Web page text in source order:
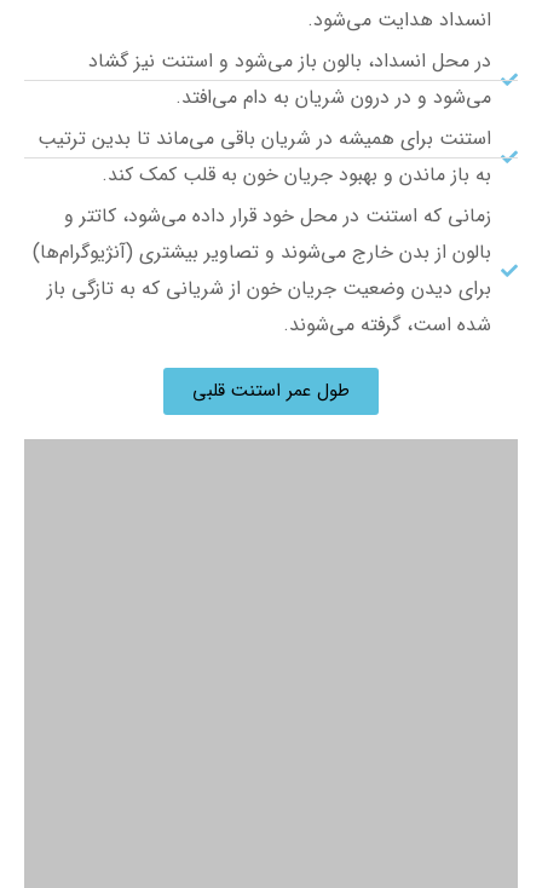
انسداد هدایت می‌شود.
در محل انسداد، بالون باز می‌شود و استنت نیز گشاد
می‌شود و در درون شریان به دام می‌افتد.
استنت برای همیشه در شریان باقی می‌ماند تا بدین ترتیب
به باز ماندن و بهبود جریان خون به قلب کمک کند.
زمانی که استنت در محل خود قرار داده می‌شود، کاتتر و
بالون از بدن خارج می‌شوند و تصاویر بیشتری (آنژیوگرام‌ها)
برای دیدن وضعیت جریان خون از شریانی که به تازگی باز
شده است، گرفته می‌شوند.
طول عمر استنت قلبی